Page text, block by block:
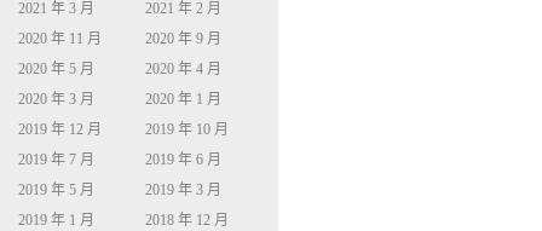
2021 年 3 月
2021 年 2 月
2020 年 11 月
2020 年 9 月
2020 年 5 月
2020 年 4 月
2020 年 3 月
2020 年 1 月
2019 年 12 月
2019 年 10 月
2019 年 7 月
2019 年 6 月
2019 年 5 月
2019 年 3 月
2019 年 1 月
2018 年 12 月